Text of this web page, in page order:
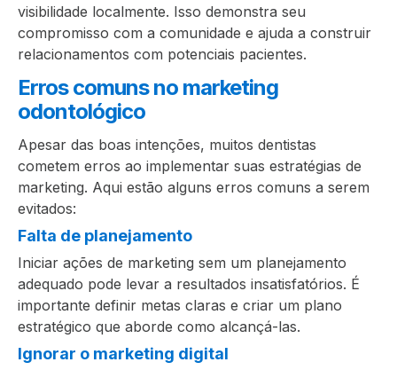
visibilidade localmente. Isso demonstra seu
compromisso com a comunidade e ajuda a construir
relacionamentos com potenciais pacientes.
Erros comuns no marketing
odontológico
Apesar das boas intenções, muitos dentistas
cometem erros ao implementar suas estratégias de
marketing. Aqui estão alguns erros comuns a serem
evitados:
Falta de planejamento
Iniciar ações de marketing sem um planejamento
adequado pode levar a resultados insatisfatórios. É
importante definir metas claras e criar um plano
estratégico que aborde como alcançá-las.
Ignorar o marketing digital